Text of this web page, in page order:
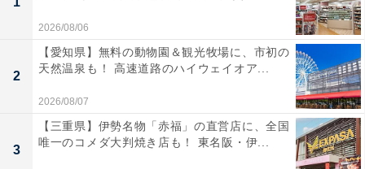
2026/08/06
2
【愛知県】無料の動物園＆観光牧場に、市初の
天然温泉も！ 高速道路のハイウェイオア...
2026/08/07
3
【三重県】伊勢名物「赤福」の直営店に、全国
唯一のコメダ大判焼き店も！ 東名阪・伊...